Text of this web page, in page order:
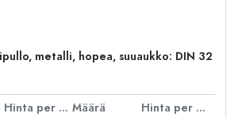
metalli, hopea, suuaukko: DIN 32
Hinta per kpl Määrä
Hinta per kpl